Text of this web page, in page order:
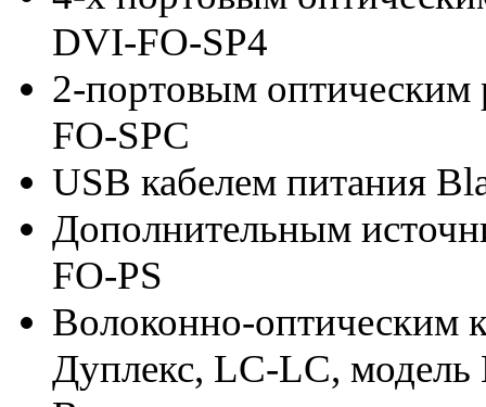
DVI-FO-SP4
2-портовым
FO-SPC
USB кабелем питания
Дополнительным
FO-PS
Волоконно-оптическим
Дуплекс, LC-LC,